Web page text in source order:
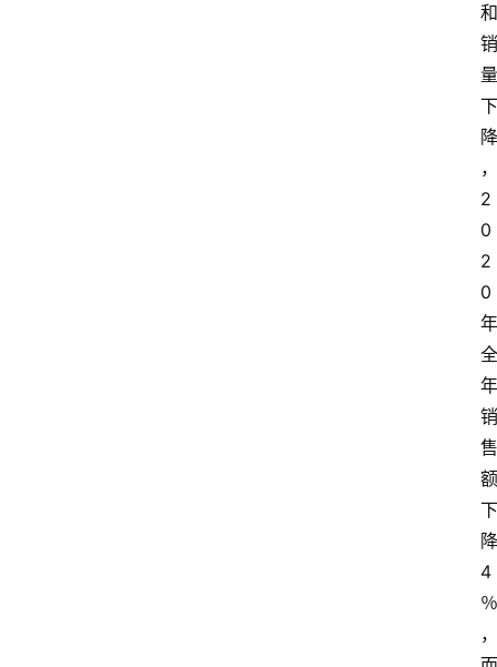
和
销
量
下
降
，
2
0
2
0
年
全
年
销
售
额
下
降
4
％
，